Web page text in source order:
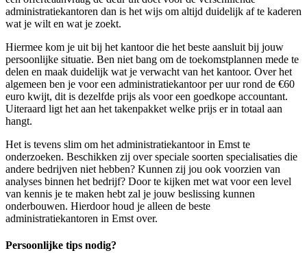
administratiekantoren dan is het wijs om altijd duidelijk af te kaderen
wat je wilt en wat je zoekt.
Hiermee kom je uit bij het kantoor die het beste aansluit bij jouw
persoonlijke situatie. Ben niet bang om de toekomstplannen mede te
delen en maak duidelijk wat je verwacht van het kantoor. Over het
algemeen ben je voor een administratiekantoor per uur rond de €60
euro kwijt, dit is dezelfde prijs als voor een goedkope accountant.
Uiteraard ligt het aan het takenpakket welke prijs er in totaal aan
hangt.
Het is tevens slim om het administratiekantoor in Emst te
onderzoeken. Beschikken zij over speciale soorten specialisaties die
andere bedrijven niet hebben? Kunnen zij jou ook voorzien van
analyses binnen het bedrijf? Door te kijken met wat voor een level
van kennis je te maken hebt zal je jouw beslissing kunnen
onderbouwen. Hierdoor houd je alleen de beste
administratiekantoren in Emst over.
Persoonlijke tips nodig?